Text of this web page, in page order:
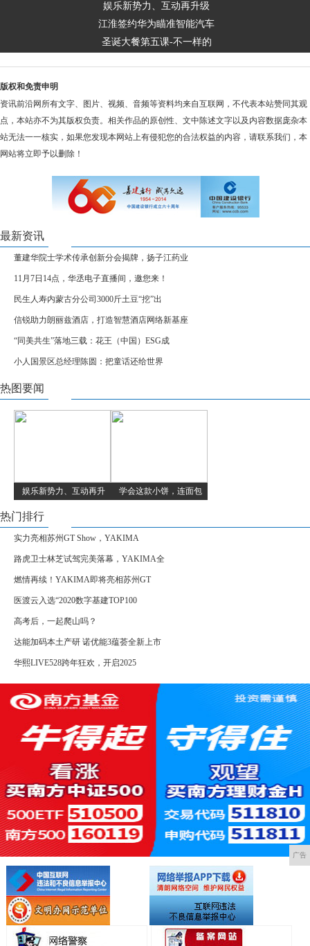
娱乐新势力、互动再升级
江淮签约华为瞄准智能汽车
圣诞大餐第五课-不一样的
版权和免责申明
资讯前沿网所有文字、图片、视频、音频等资料均来自互联网，不代表本站赞同其观
点，本站亦不为其版权负责。相关作品的原创性、文中陈述文字以及内容数据庞杂本
站无法一一核实，如果您发现本网站上有侵犯您的合法权益的内容，请联系我们，本
网站将立即予以删除！
最新资讯
董建华院士学术传承创新分会揭牌，扬子江药业
11月7日14点，华丞电子直播间，邀您来！
民生人寿内蒙古分公司3000斤土豆“挖”出
信锐助力朗丽兹酒店，打造智慧酒店网络新基座
“同美共生”落地三载：花王（中国）ESG成
​小人国景区总经理陈圆：把童话还给世界
热图要闻
娱乐新势力、互动再升 学会这款小饼，连面包
热门排行
实力亮相苏州GT Show，YAKIMA
路虎卫士林芝试驾完美落幕，YAKIMA全
燃情再续！YAKIMA即将亮相苏州GT
医渡云入选“2020数字基建TOP100
高考后，一起爬山吗？
达能加码本土产研 诺优能3蕴荟全新上市
华熙LIVE528跨年狂欢，开启2025
广告